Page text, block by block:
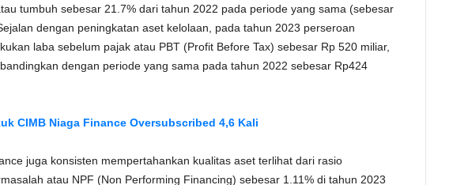
tumbuh sebesar 21.7% dari tahun 2022 pada periode yang sama (sebesar
dengan peningkatan aset kelolaan, pada tahun 2023 perseroan
laba sebelum pajak atau PBT (Profit Before Tax) sebesar Rp 520 miliar,
dengan periode yang sama pada tahun 2022 sebesar Rp424
CIMB Niaga Finance Oversubscribed 4,6 Kali
juga konsisten mempertahankan kualitas aset terlihat dari rasio
atau NPF (Non Performing Financing) sebesar 1.11% di tahun 2023